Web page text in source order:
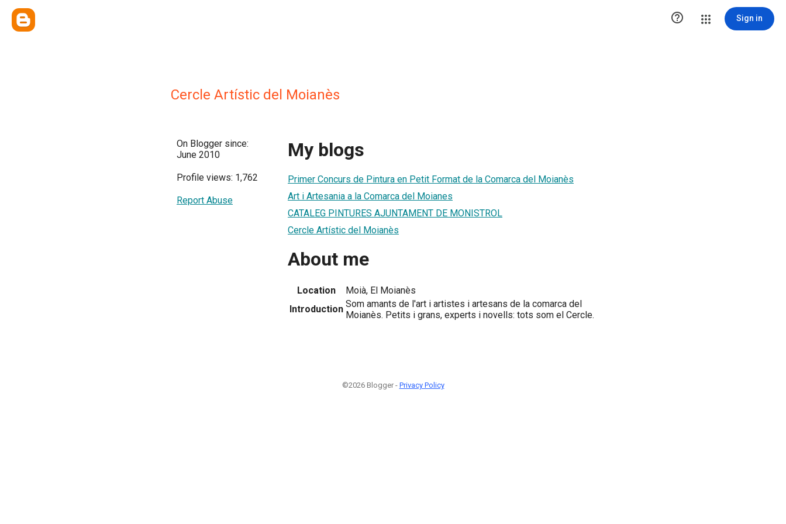
 Sign in
Cercle Artístic del Moianès
On Blogger since:
June 2010
Profile views: 1,762
Report Abuse
My blogs
Primer Concurs de Pintura en Petit Format de la Comarca del Moianès
Art i Artesania a la Comarca del Moianes
CATALEG PINTURES AJUNTAMENT DE MONISTROL
Cercle Artístic del Moianès
About me
Location
Moià, El Moianès
Introduction Som amants de l'art i artistes i artesans de la comarca del
Moianès. Petits i grans, experts i novells: tots som el Cercle.
©2026 Blogger - Privacy Policy